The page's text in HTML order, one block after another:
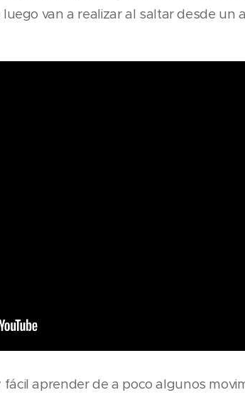
van a realizar al saltar desde un
aprender de a poco algunos